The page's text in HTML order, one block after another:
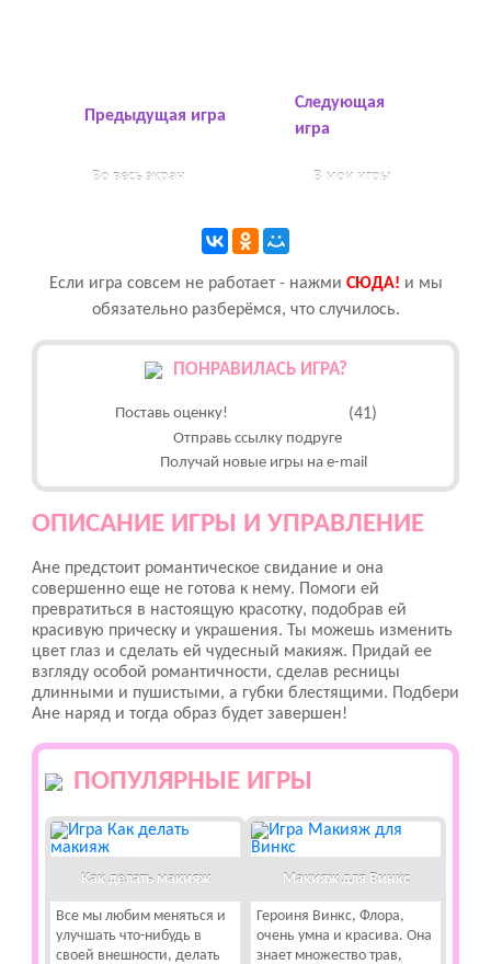
Предыдущая игра
Во весь экран В мои игры
Следующая
игра
Если игра совсем не работает - нажми CЮДА! и мы
обязательно разберёмся, что случилось.
ПОНРАВИЛАСЬ ИГРА?
Поставь оценку! (41)
Отправь ссылку подруге
Получай новые игры на e-mail
ОПИСАНИЕ ИГРЫ И УПРАВЛЕНИЕ
Ане предстоит романтическое свидание и она
совершенно еще не готова к нему. Помоги ей
превратиться в настоящую красотку, подобрав ей
красивую прическу и украшения. Ты можешь изменить
цвет глаз и сделать ей чудесный макияж. Придай ее
взгляду особой романтичности, сделав ресницы
длинными и пушистыми, а губки блестящими. Подбери
Ане наряд и тогда образ будет завершен!
ПОПУЛЯРНЫЕ ИГРЫ
Как делать макияж
Все мы любим меняться и
улучшать что-нибудь в
своей внешности, делать
Макияж для Винкс
Героиня Винкс, Флора,
очень умна и красива. Она
знает множество трав,